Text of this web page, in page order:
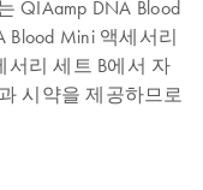
QIAamp DNA Blood
Blood Mini 액세서리
서리 세트 B에서 자
시약을 제공하므로